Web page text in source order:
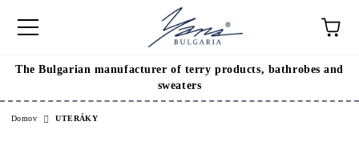
The Bulgarian manufacturer of terry products, bathrobes and
sweaters
Domov UTERÁKY